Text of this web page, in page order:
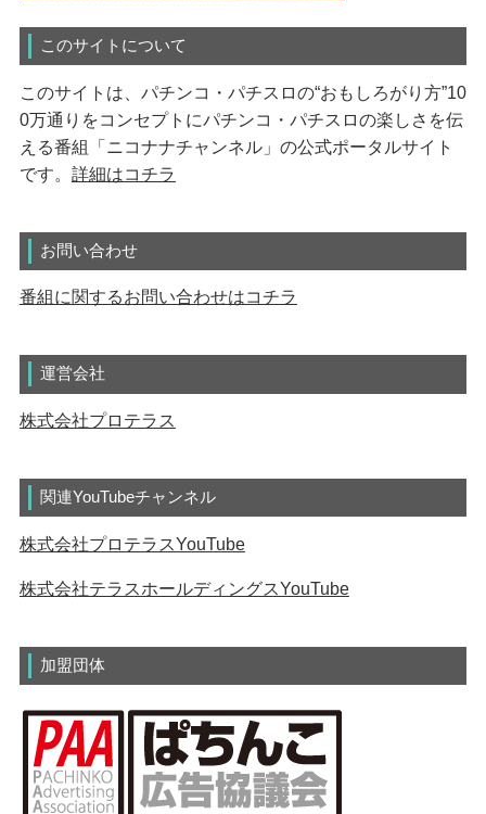
このサイトについて
このサイトは、パチンコ・パチスロの“おもしろがり方”10
0万通りをコンセプトにパチンコ・パチスロの楽しさを伝
える番組「ニコナナチャンネル」の公式ポータルサイト
です。 詳細はコチラ
お問い合わせ
番組に関するお問い合わせはコチラ
運営会社
株式会社プロテラス
関連YouTubeチャンネル
株式会社プロテラスYouTube
株式会社テラスホールディングスYouTube
加盟団体